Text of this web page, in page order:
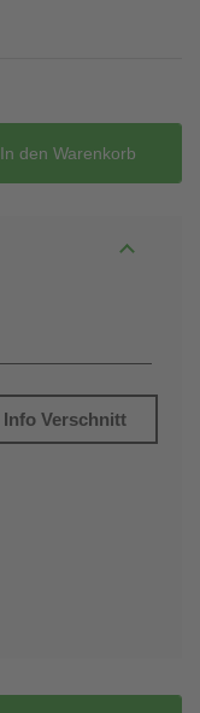
In den Warenkorb
Info Verschnitt